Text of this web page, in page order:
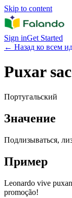
Skip to content
Sign inGet Started
← Назад ко всем
Puxar
Португальский
Значение
Подлизываться,
Пример
Leonardo vive
promoção!